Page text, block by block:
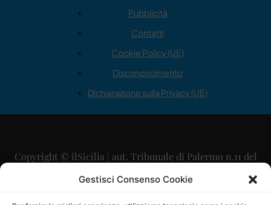
Gestisci Consenso Cookie
Pubblicità
Contatti
Cookie Policy (UE)
Disconoscimento
Dichiarazione sulla Privacy (UE)
Copyright © ilSicilia | aut. Tribunale di Palermo n.11 del
29/09/2015